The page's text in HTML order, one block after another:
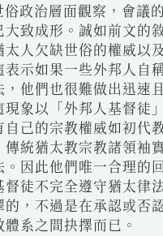
俗政治層面觀察，會議
大致成形。誠如前文的
太人欠缺世俗的權威以
表示如果一些外邦人自
，他們也很難做出迅速
現象以「外邦人基督徒
自己的宗教權威如初代
傳統猶太教宗教諸領袖
。因此他們唯一合理的
督徒不完全遵守猶太律
的，不過是在承認或否
系之間抉擇而已。